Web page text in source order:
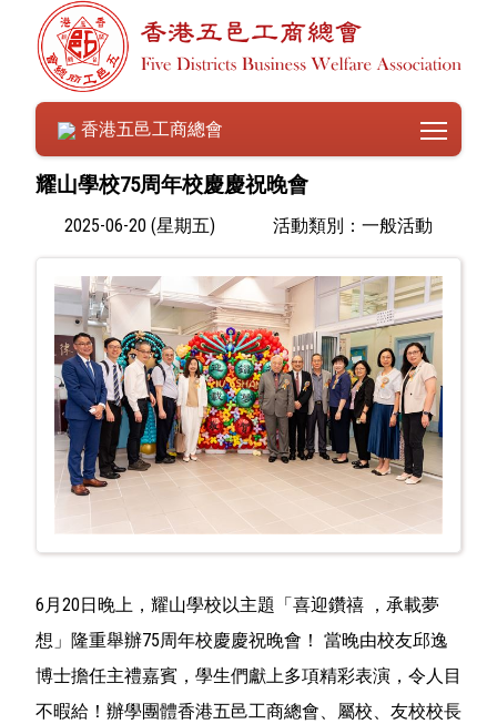
香港五邑工商總會
耀山學校75周年校慶慶祝晚會
2025-06-20 (星期五) 活動類別：一般活動
6月20日晚上，耀山學校以主題「喜迎鑽禧 ，承載夢
想」隆重舉辦75周年校慶慶祝晚會！ 當晚由校友邱逸
博士擔任主禮嘉賓，學生們獻上多項精彩表演，令人目
不暇給！辦學團體香港五邑工商總會、屬校、友校校長